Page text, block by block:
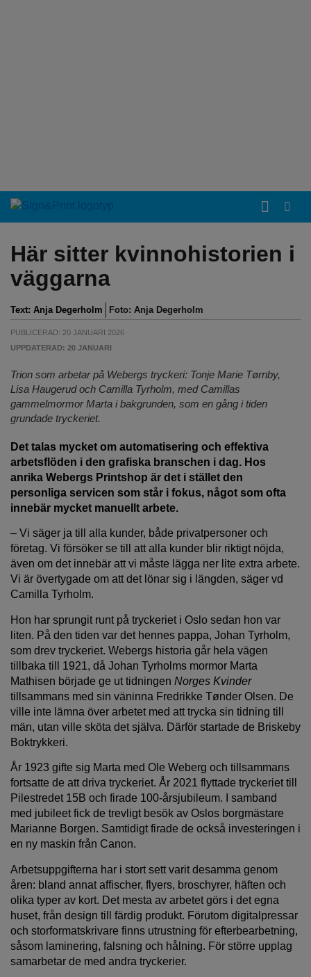
Här sitter kvinnohistorien i
väggarna
Text: Anja Degerholm Foto: Anja Degerholm
PUBLICERAD: 20 JANUARI 2026
UPPDATERAD: 20 JANUARI
Trion som arbetar på Webergs tryckeri: Tonje Marie Tørnby,
Lisa Haugerud och Camilla Tyrholm, med Camillas
gammelmormor Marta i bakgrunden, som en gång i tiden
grundade tryckeriet.
Det talas mycket om automatisering och effektiva
arbetsflöden i den grafiska branschen i dag. Hos
anrika Webergs Printshop är det i stället den
personliga servicen som står i fokus, något som ofta
innebär mycket manuellt arbete.
– Vi säger ja till alla kunder, både privatpersoner och
företag. Vi försöker se till att alla kunder blir riktigt nöjda,
även om det innebär att vi måste lägga ner lite extra arbete.
Vi är övertygade om att det lönar sig i längden, säger vd
Camilla Tyrholm.
Hon har sprungit runt på tryckeriet i Oslo sedan hon var
liten. På den tiden var det hennes pappa, Johan Tyrholm,
som drev tryckeriet. Webergs historia går hela vägen
tillbaka till 1921, då Johan Tyrholms mormor Marta
Mathisen började ge ut tidningen Norges Kvinder
tillsammans med sin väninna Fredrikke Tønder Olsen. De
ville inte lämna över arbetet med att trycka sin tidning till
män, utan ville sköta det själva. Därför startade de Briskeby
Boktrykkeri.
År 1923 gifte sig Marta med Ole Weberg och tillsammans
fortsatte de att driva tryckeriet. År 2021 flyttade tryckeriet till
Pilestredet 15B och firade 100-årsjubileum. I samband
med jubileet fick de trevligt besök av Oslos borgmästare
Marianne Borgen. Samtidigt firade de också investeringen i
en ny maskin från Canon.
Arbetsuppgifterna har i stort sett varit desamma genom
åren: bland annat affischer, flyers, broschyrer, häften och
olika typer av kort. Det mesta av arbetet görs i det egna
huset, från design till färdig produkt. Förutom digitalpressar
och storformatskrivare finns utrustning för efterbearbetning,
såsom laminering, falsning och hålning. För större upplag
samarbetar de med andra tryckerier.